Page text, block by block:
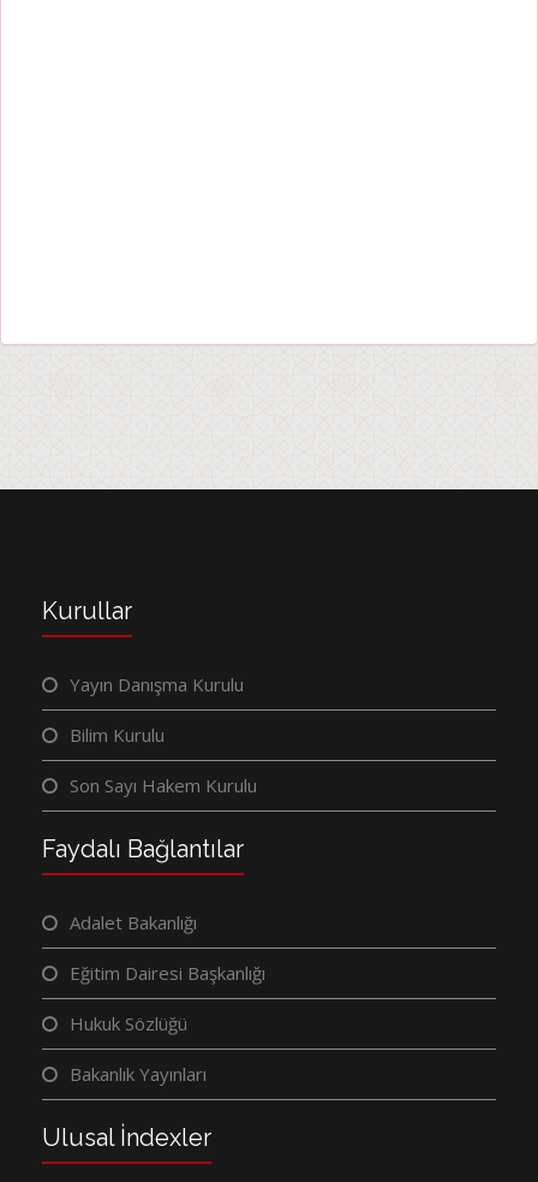
Kurullar
Yayın Danışma Kurulu
Bilim Kurulu
Son Sayı Hakem Kurulu
Faydalı Bağlantılar
Adalet Bakanlığı
Eğitim Dairesi Başkanlığı
Hukuk Sözlüğü
Bakanlık Yayınları
Ulusal İndexler